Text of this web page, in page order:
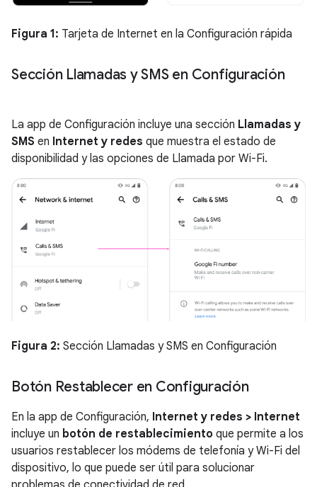
Figura 1: Tarjeta de Internet en la Configuración rápida
Sección Llamadas y SMS en Configuración
La app de Configuración incluye una sección Llamadas y
SMS en Internet y redes que muestra el estado de
disponibilidad y las opciones de Llamada por Wi-Fi.
Figura 2: Sección Llamadas y SMS en Configuración
Botón Restablecer en Configuración
En la app de Configuración, Internet y redes > Internet
incluye un botón de restablecimiento que permite a los
usuarios restablecer los módems de telefonía y Wi-Fi del
dispositivo, lo que puede ser útil para solucionar